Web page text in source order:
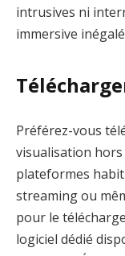
intrusives ni
immersive
Préférez-vous
visualisation hors
plateformes
streaming ou
pour le
logiciel dédié